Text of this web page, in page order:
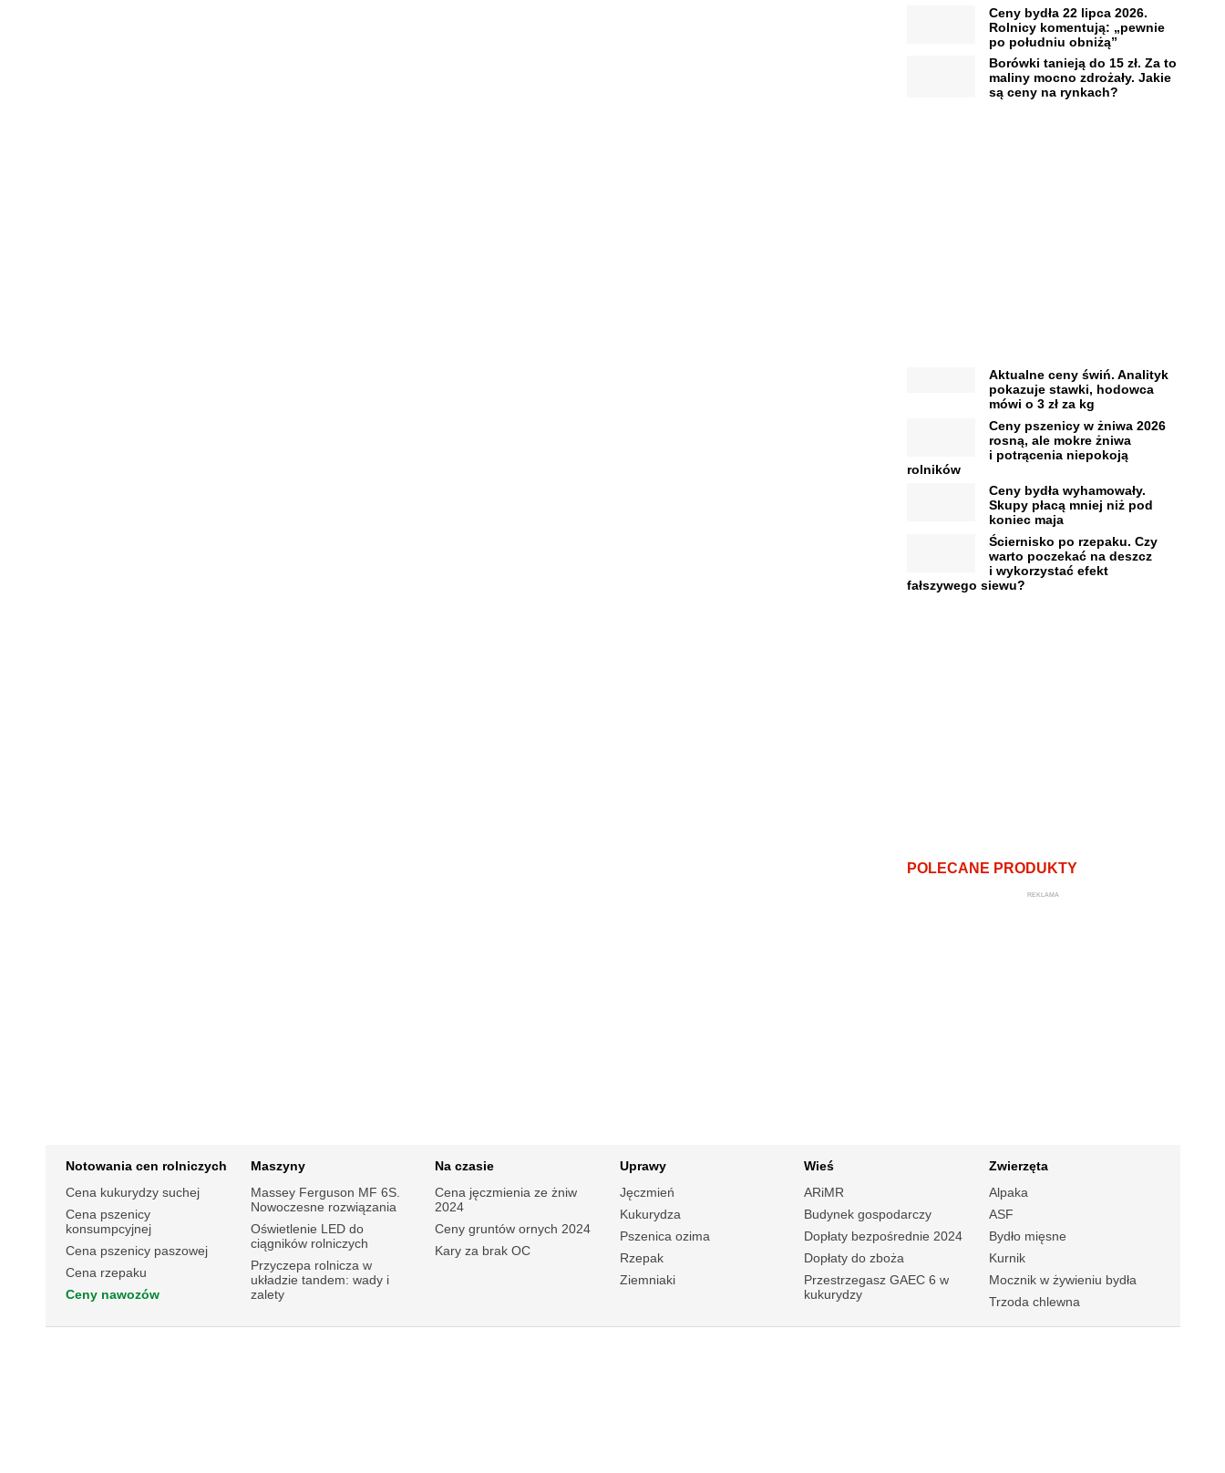
Ceny bydła 22 lipca 2026.
Rolnicy komentują: „pewnie
po południu obniżą”
Borówki tanieją do 15 zł. Za to
maliny mocno zdrożały. Jakie
są ceny na rynkach?
Aktualne ceny świń. Analityk
pokazuje stawki, hodowca
mówi o 3 zł za kg
Ceny pszenicy w żniwa 2026
rosną, ale mokre żniwa
i potrącenia niepokoją
rolników
Ceny bydła wyhamowały.
Skupy płacą mniej niż pod
koniec maja
Ściernisko po rzepaku. Czy
warto poczekać na deszcz
i wykorzystać efekt
fałszywego siewu?
POLECANE PRODUKTY
REKLAMA
Notowania cen rolniczych
Cena kukurydzy suchej
Cena pszenicy
konsumpcyjnej
Cena pszenicy paszowej
Cena rzepaku
Ceny nawozów
Maszyny
Massey Ferguson MF 6S.
Nowoczesne rozwiązania
Oświetlenie LED do
ciągników rolniczych
Przyczepa rolnicza w
układzie tandem: wady i
zalety
Na czasie
Cena jęczmienia ze żniw
2024
Ceny gruntów ornych 2024
Kary za brak OC
Uprawy
Jęczmień
Kukurydza
Pszenica ozima
Rzepak
Ziemniaki
Wieś
ARiMR
Budynek gospodarczy
Dopłaty bezpośrednie 2024
Dopłaty do zboża
Przestrzegasz GAEC 6 w
kukurydzy
Zwierzęta
Alpaka
ASF
Bydło mięsne
Kurnik
Mocznik w żywieniu bydła
Trzoda chlewna